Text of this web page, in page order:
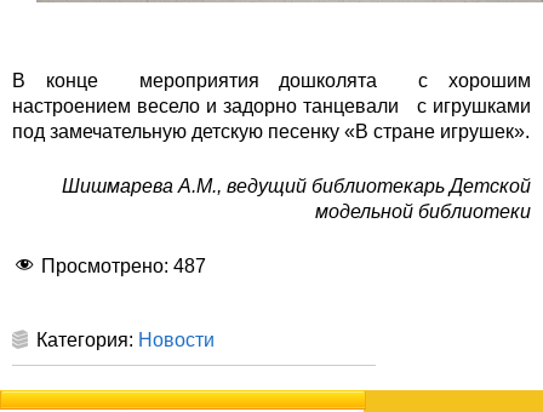
В конце мероприятия дошколята с хорошим
настроением весело и задорно танцевали с игрушками
под замечательную детскую песенку «В стране игрушек».
Шишмарева А.М., ведущий библиотекарь Детской
модельной библиотеки
Просмотрено: 487
Категория: Новости